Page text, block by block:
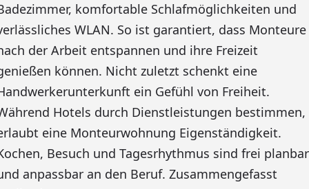
komfortable Schlafmöglichkeiten und
WLAN. So ist garantiert, dass Monteure
der Arbeit entspannen und ihre Freizeit
können. Nicht zuletzt schenkt eine
ein Gefühl von Freiheit.
Hotels durch Dienstleistungen bestimmen,
eine Monteurwohnung Eigenständigkeit.
Besuch und Tagesrhythmus sind frei planbar
anpassbar an den Beruf. Zusammengefasst